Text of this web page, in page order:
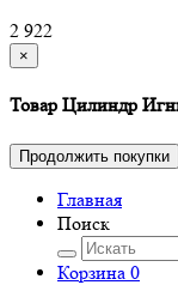
2 922
×
Товар Цилиндр
Продолжить покупки
Главная
Поиск
Корзина 0